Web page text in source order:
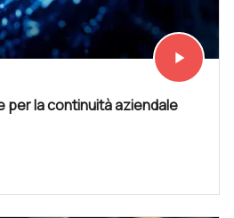
Vedi subito
play_arrow
per la continuità aziendale